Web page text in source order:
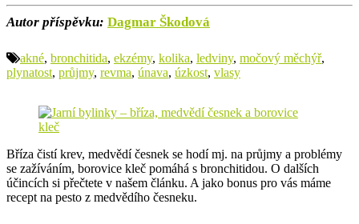
Autor příspěvku: Dagmar Škodová
akné, bronchitida, ekzémy, kolika, ledviny, močový měchýř,
plynatost, průjmy, revma, únava, úzkost, vlasy
Bříza čistí krev, medvědí česnek se hodí mj. na průjmy a problémy
se zažíváním, borovice kleč pomáhá s bronchitidou. O dalších
účincích si přečtete v našem článku. A jako bonus pro vás máme
recept na pesto z medvědího česneku.